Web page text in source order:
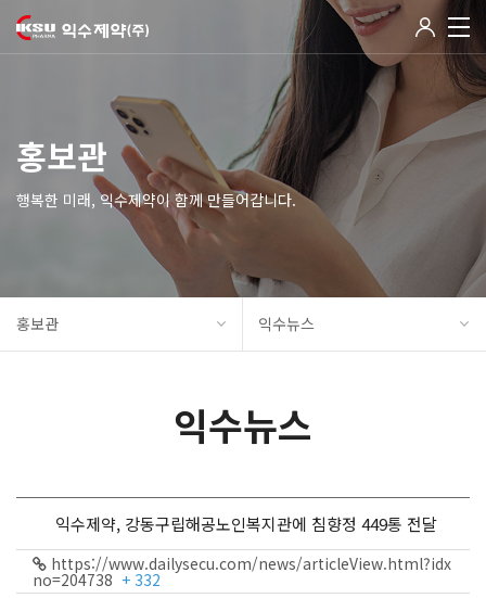
홍보관
행복한 미래, 익수제약이 함께 만들어갑니다.
홍보관 익수뉴스
익수뉴스
익수제약, 강동구립해공노인복지관에 침향정 449통 전달
https://www.dailysecu.com/news/articleView.html?idx
no=204738 + 332